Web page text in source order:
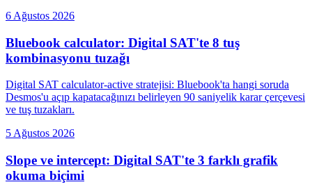
6 Ağustos 2026
Bluebook calculator: Digital SAT'te 8 tuş
kombinasyonu tuzağı
Digital SAT calculator-active stratejisi: Bluebook'ta hangi soruda
Desmos'u açıp kapatacağınızı belirleyen 90 saniyelik karar çerçevesi
ve tuş tuzakları.
5 Ağustos 2026
Slope ve intercept: Digital SAT'te 3 farklı grafik
okuma biçimi